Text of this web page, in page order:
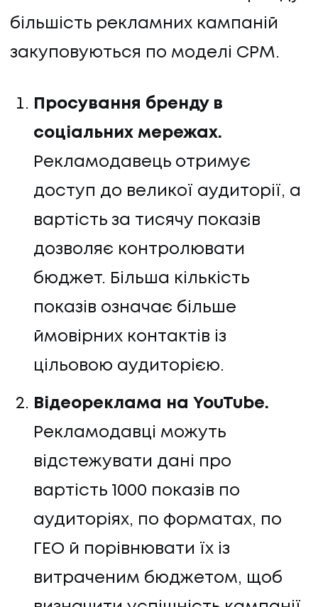
більшість рекламних кампаній
закуповуються по моделі СРМ.
Просування бренду в
соціальних мережах.
Рекламодавець отримує
доступ до великої аудиторії, а
вартість за тисячу показів
дозволяє контролювати
бюджет. Більша кількість
показів означає більше
ймовірних контактів із
цільовою аудиторією.
Відеореклама на YouTube.
Рекламодавці можуть
відстежувати дані про
вартість 1000 показів по
аудиторіях, по форматах, по
ГЕО й порівнювати їх із
витраченим бюджетом, щоб